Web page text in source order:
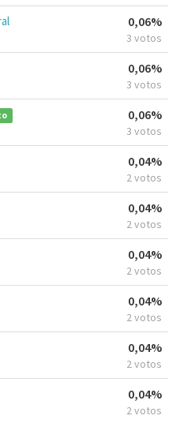
0,06%
3 votos
0,06%
3 votos
0,06%
3 votos
0,04%
2 votos
0,04%
2 votos
0,04%
2 votos
0,04%
2 votos
0,04%
2 votos
0,04%
2 votos